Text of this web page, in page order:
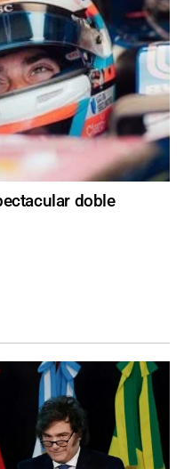
doble